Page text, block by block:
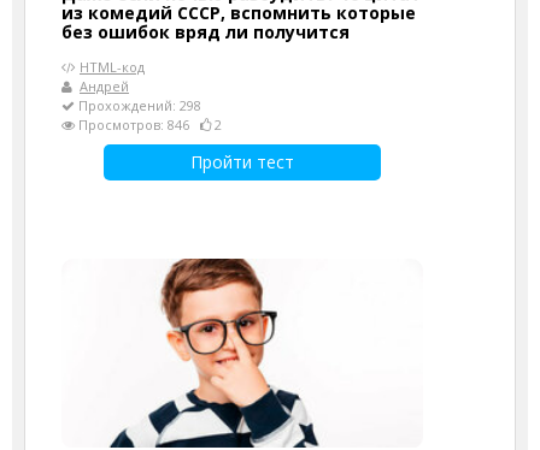
из комедий СССР, вспомнить которые
без ошибок вряд ли получится
HTML-код
Андрей
Прохождений: 298
Просмотров: 846
2
Пройти тест